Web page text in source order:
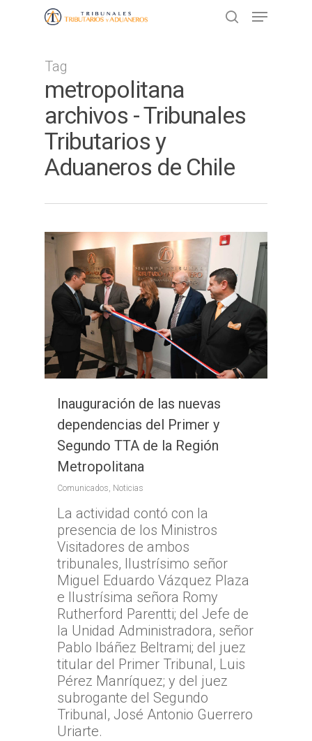
Presione ENTER para buscar o ESC
para cerrar
Tag
metropolitana
archivos - Tribunales
Tributarios y
Aduaneros de Chile
Inauguración de las nuevas
dependencias del Primer y
Segundo TTA de la Región
Metropolitana
Comunicados, Noticias
La actividad contó con la
presencia de los Ministros
Visitadores de ambos
tribunales, Ilustrísimo señor
Miguel Eduardo Vázquez Plaza
e Ilustrísima señora Romy
Rutherford Parentti; del Jefe de
la Unidad Administradora, señor
Pablo Ibáñez Beltrami; del juez
titular del Primer Tribunal, Luis
Pérez Manríquez; y del juez
subrogante del Segundo
Tribunal, José Antonio Guerrero
Uriarte.